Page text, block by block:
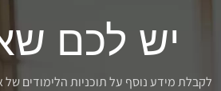
יש לכם
לקבלת מידע נוסף על תוכניות הלימודים של